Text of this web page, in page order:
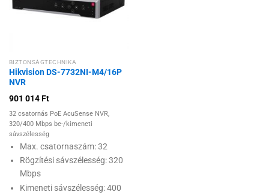
Hozzáadás a
kívánságlistához
BIZTONSÁGTECHNIKA
Hikvision DS-7732NI-M4/16P
NVR
901 014Ft
32 csatornás PoE AcuSense NVR,
320/400 Mbps be-/kimeneti
sávszélesség
Max. csatornaszám: 32
Rögzítési sávszélesség: 320
Mbps
Kimeneti sávszélesség: 400